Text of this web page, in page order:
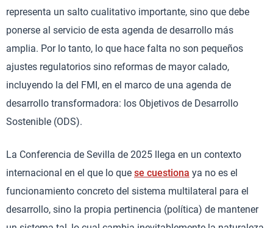
representa un salto cualitativo importante, sino que debe
ponerse al servicio de esta agenda de desarrollo más
amplia. Por lo tanto, lo que hace falta no son pequeños
ajustes regulatorios sino reformas de mayor calado,
incluyendo la del FMI, en el marco de una agenda de
desarrollo transformadora: los Objetivos de Desarrollo
Sostenible (ODS).
La Conferencia de Sevilla de 2025 llega en un contexto
internacional en el que lo que se cuestiona ya no es el
funcionamiento concreto del sistema multilateral para el
desarrollo, sino la propia pertinencia (política) de mantener